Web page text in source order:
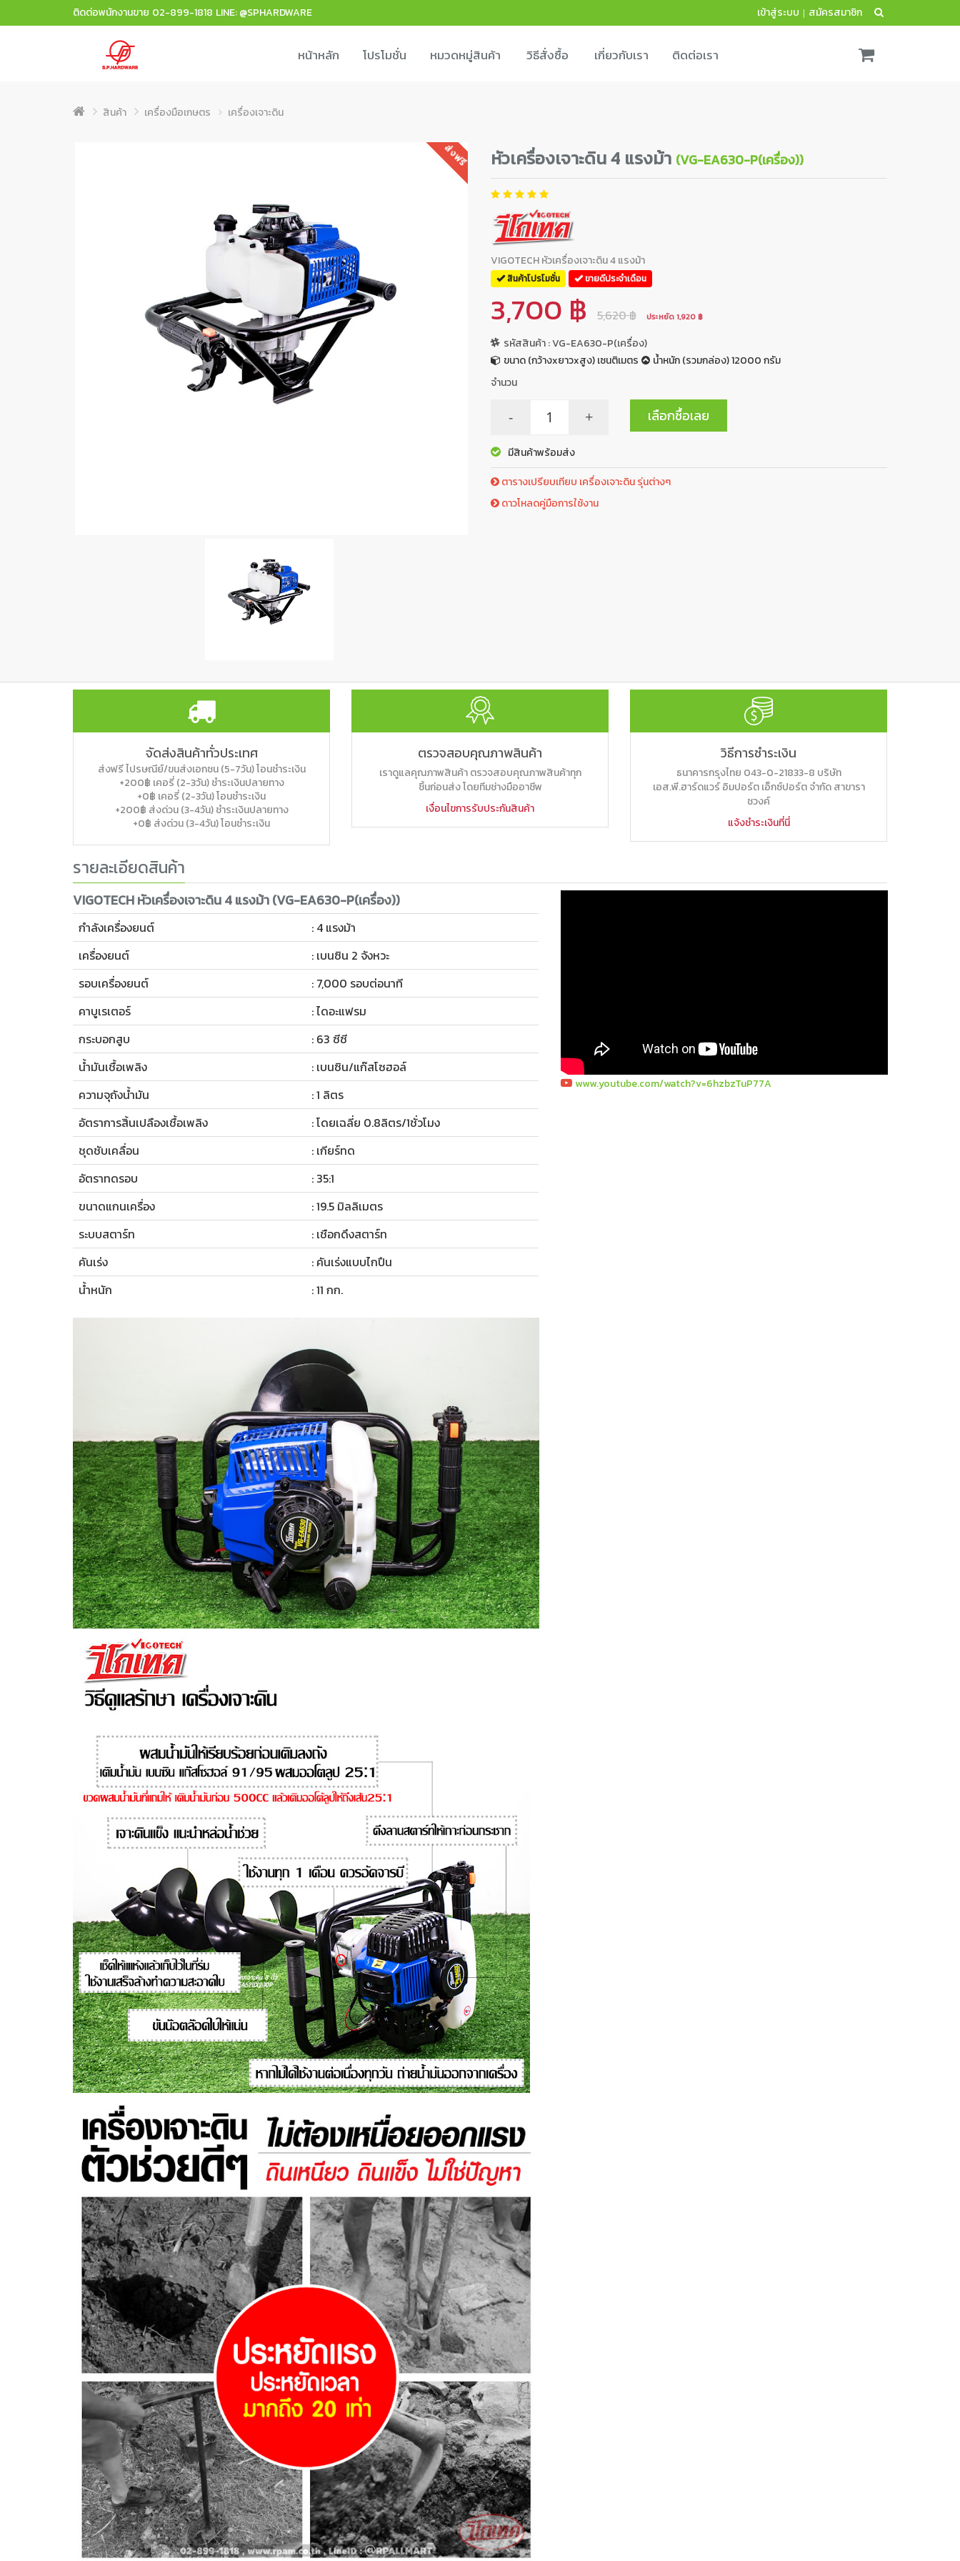
ติดต่อพนักงานขาย 02-899-1818 LINE: @SPHARDWARE เข้าสู่ระบบ | สมัครสมาชิก
หน้าหลัก โปรโมชั่น หมวดหมู่สินค้า วิธีสั่งซื้อ เกี่ยวกับเรา ติดต่อเรา
สินค้า เครื่องมือเกษตร เครื่องเจาะดิน
ส่งฟรี หัวเครื่องเจาะดิน 4 แรงม้า (VG-EA630-P(เครื่อง))
VIGOTECH หัวเครื่องเจาะดิน 4 แรงม้า
สินค้าโปรโมชั่น ขายดีประจำเดือน
3,700 ฿ 5,620 ฿ ประหยัด 1,920 ฿
รหัสสินค้า : VG-EA630-P(เครื่อง)
ขนาด (กว้างxยาวxสูง) เซนติเมตร
น้ำหนัก (รวมกล่อง) 12000 กรัม
จำนวน
- + เลือกซื้อเลย
มีสินค้าพร้อมส่ง
ตารางเปรียบเทียบ เครื่องเจาะดิน รุ่นต่างๆ
ดาวโหลดคู่มือการใช้งาน
จัดส่งสินค้าทั่วประเทศ
ส่งฟรี ไปรษณีย์/ขนส่งเอกชน (5-7วัน) โอนชำระเงิน
+200฿ เคอรี่ (2-3วัน) ชำระเงินปลายทาง
+0฿ เคอรี่ (2-3วัน) โอนชำระเงิน
+200฿ ส่งด่วน (3-4วัน) ชำระเงินปลายทาง
+0฿ ส่งด่วน (3-4วัน) โอนชำระเงิน
ตรวจสอบคุณภาพสินค้า
เราดูแลคุณภาพสินค้า ตรวจสอบคุณภาพสินค้าทุก
ชิ้นก่อนส่ง โดยทีมช่างมืออาชีพ
เงื่อนไขการรับประกันสินค้า
วิธีการชำระเงิน
ธนาคารกรุงไทย 043-0-21833-8 บริษัท
เอส.พี.ฮาร์ดแวร์ อิมปอร์ต เอ็กซ์ปอร์ต จำกัด สาขารา
ชวงค์
แจ้งชำระเงินที่นี่
รายละเอียดสินค้า
VIGOTECH หัวเครื่องเจาะดิน 4 แรงม้า (VG-EA630-P(เครื่อง))
กำลังเครื่องยนต์
: 4 แรงม้า
เครื่องยนต์
: เบนซิน 2 จังหวะ
รอบเครื่องยนต์
: 7,000 รอบต่อนาที
คาบูเรเตอร์
: ไดอะแฟรม
กระบอกสูบ
: 63 ซีซี
น้ำมันเชื้อเพลิง
: เบนซิน/แก๊สโซฮอล์
ความจุถังน้ำมัน
: 1 ลิตร
อัตราการสิ้นเปลืองเชื้อเพลิง
: โดยเฉลี่ย 0.8ลิตร/1ชั่วโมง
ชุดชับเคลื่อน
: เกียร์ทด
อัตราทดรอบ
: 35:1
ขนาดแกนเครื่อง
: 19.5 มิลลิเมตร
ระบบสตาร์ท
: เชือกดึงสตาร์ท
คันเร่ง
: คันเร่งแบบไกปืน
น้ำหนัก
: 11 กก.
www.youtube.com/watch?v=6hzbzTuP77A